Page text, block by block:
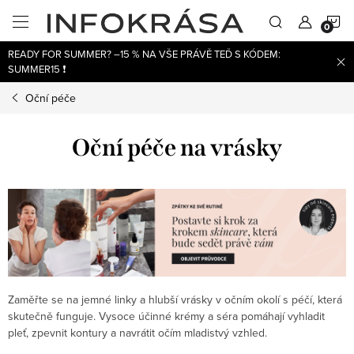
obsah
READY FOR SUMMER? –15 % NA VŠE PRÁVĚ TEĎ S KÓDEM:
SUMMER15 ❗
Oční péče
Oční péče na vrásky
Zaměřte se na jemné linky a hlubší vrásky v očním okolí s péčí, která
skutečně funguje. Vysoce účinné krémy a séra pomáhají vyhladit
pleť, zpevnit kontury a navrátit očím mladistvý vzhled.